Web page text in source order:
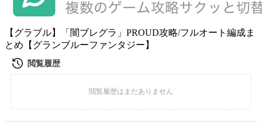
【グラブル】「闇ブレグラ」PROUD攻略/フルオート編成ま
とめ【グランブルーファンタジー】